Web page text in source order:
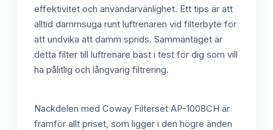
effektivitet och användarvänlighet. Ett tips är att
alltid dammsuga runt luftrenaren vid filterbyte för
att undvika att damm sprids. Sammantaget är
detta filter till luftrenare bäst i test för dig som vill
ha pålitlig och långvarig filtrering.
Nackdelen med Coway Filterset AP-1008CH är
framför allt priset, som ligger i den högre änden